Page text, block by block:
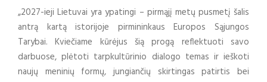
„2027-ieji Lietuvai yra ypatingi – pirmąjį metų pusmetį šalis
antrą kartą istorijoje pirmininkaus Europos Sąjungos
Tarybai. Kviečiame kūrėjus šią progą reflektuoti savo
darbuose, plėtoti tarpkultūrinio dialogo temas ir ieškoti
naujų meninių formų, jungiančių skirtingas patirtis bei